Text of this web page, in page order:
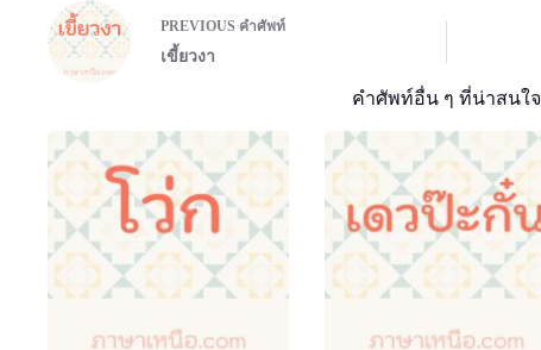
PREVIOUS คำศัพท์
เขี้ยวงา
คำศัพท์อื่น ๆ ที่น่าสนใจ